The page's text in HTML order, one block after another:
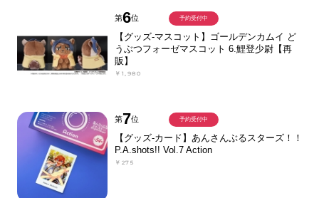
第6位
【グッズ-マスコット】ゴールデンカムイ ど
うぶつフォーゼマスコット 6.鯉登少尉【再
販】
￥1,980
予約受付中
第7位
【グッズ-カード】あんさんぶるスターズ！！
P.A.shots!! Vol.7 Action
￥275
予約受付中